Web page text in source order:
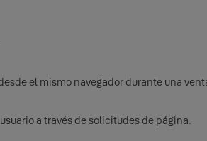
el mismo navegador durante una
a través de solicitudes de página.